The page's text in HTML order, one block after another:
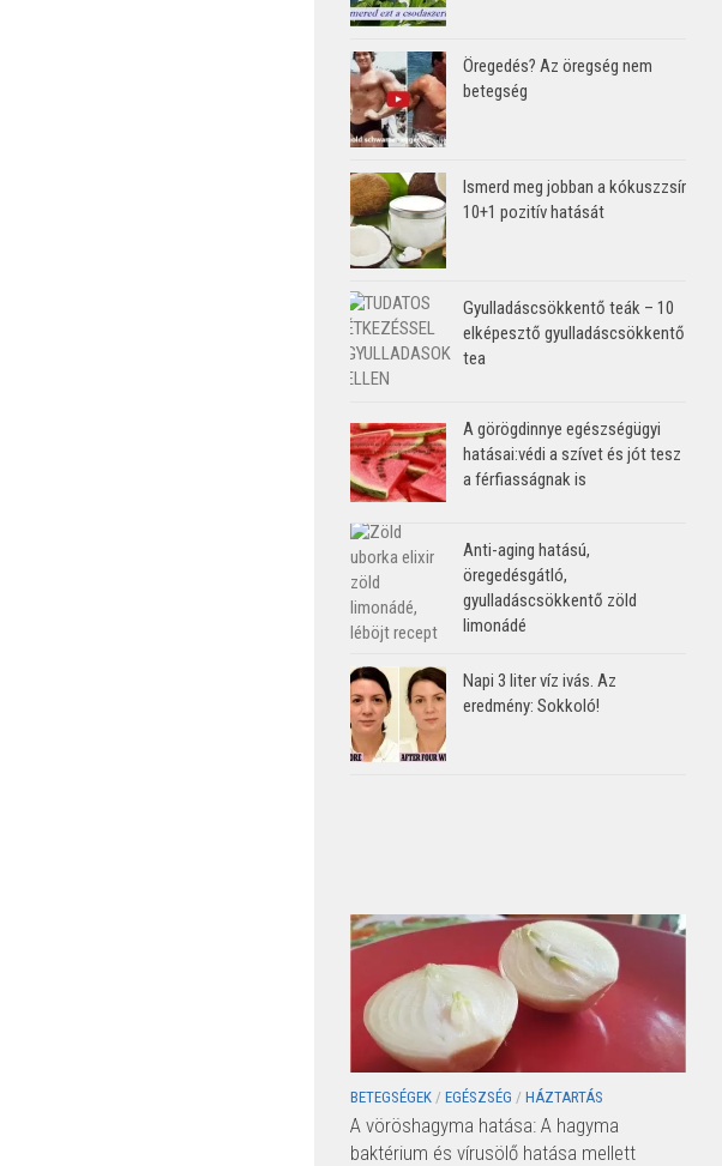
Öregedés? Az öregség nem
betegség
Ismerd meg jobban a kókuszzsír
10+1 pozitív hatását
Gyulladáscsökkentő teák – 10
elképesztő gyulladáscsökkentő
tea
A görögdinnye egészségügyi
hatásai:védi a szívet és jót tesz
a férfiasságnak is
Anti-aging hatású,
öregedésgátló,
gyulladáscsökkentő zöld
limonádé
Napi 3 liter víz ivás. Az
eredmény: Sokkoló!
BETEGSÉGEK / EGÉSZSÉG / HÁZTARTÁS
A vöröshagyma hatása: A hagyma
baktérium és vírusölő hatása mellett